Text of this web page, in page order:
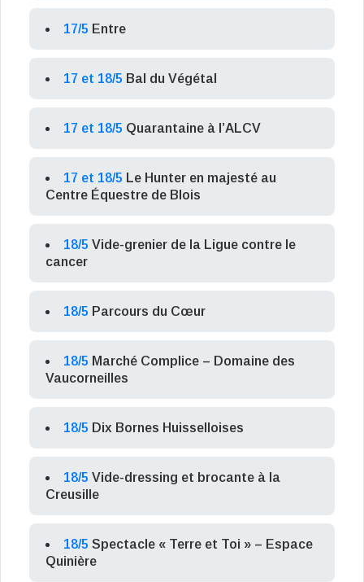
17/5 Entre
17 et 18/5 Bal du Végétal
17 et 18/5 Quarantaine à l’ALCV
17 et 18/5 Le Hunter en majesté au
Centre Équestre de Blois
18/5 Vide-grenier de la Ligue contre le
cancer
18/5 Parcours du Cœur
18/5 Marché Complice – Domaine des
Vaucorneilles
18/5 Dix Bornes Huisselloises
18/5 Vide-dressing et brocante à la
Creusille
18/5 Spectacle « Terre et Toi » – Espace
Quinière